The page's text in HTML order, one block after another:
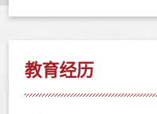
教育经历